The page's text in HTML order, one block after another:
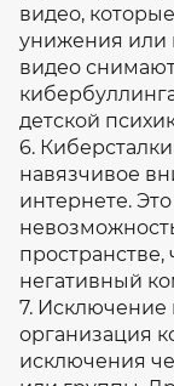
видео,
унижения или
видео
детской
6.
навязчивое
интернете.
негативный
7. Исключение
организация
исключения